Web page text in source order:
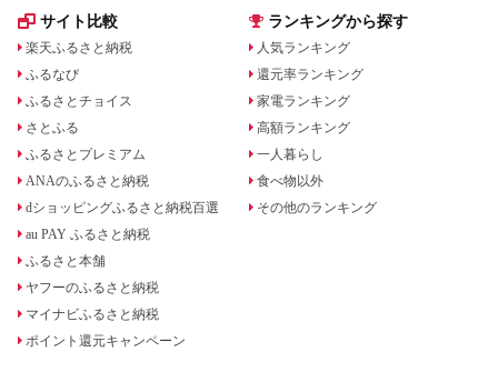
サイト比較
楽天ふるさと納税
ふるなび
ふるさとチョイス
さとふる
ふるさとプレミアム
ANAのふるさと納税
dショッピングふるさと納税百選
au PAY ふるさと納税
ふるさと本舗
ヤフーのふるさと納税
マイナビふるさと納税
ポイント還元キャンペーン
ランキングから探す
人気ランキング
還元率ランキング
家電ランキング
高額ランキング
一人暮らし
食べ物以外
その他のランキング